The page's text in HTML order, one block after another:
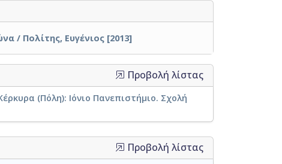
/ Πολίτης, Ευγένιος [2013]
Προβολή λίστας
(Πόλη): Ιόνιο Πανεπιστήμιο. Σχολή
Προβολή λίστας